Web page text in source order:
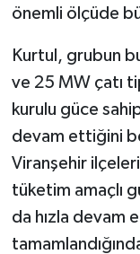
önemli ölçüde
Kurtul, grubun
ve 25 MW çatı
kurulu güce
devam ettiğini
Viranşehir
tüketim amaçlı
da hızla devam